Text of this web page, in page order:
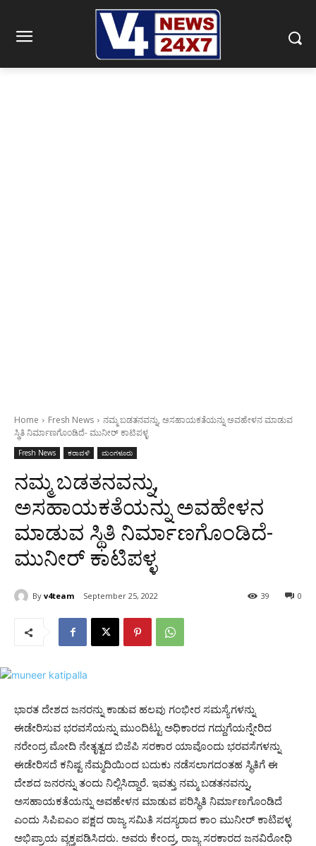
Home Fresh News
ನಮ್ಮ ಬಡತನವನ್ನು, ಅಸಹಾಯಕತೆಯನ್ನು ಅವಹೇಳನ ಮಾಡುವ
ಸ್ಥಿತಿ ನಿರ್ಮಾಣಗೊಂಡಿದೆ- ಮುನೀರ್ ಕಾಟಿಪಳ್ಳ
Fresh News ಕರಾವಳಿ ಮಂಗಳೂರು
ನಮ್ಮ ಬಡತನವನ್ನು,
ಅಸಹಾಯಕತೆಯನ್ನು ಅವಹೇಳನ
ಮಾಡುವ ಸ್ಥಿತಿ ನಿರ್ಮಾಣಗೊಂಡಿದೆ-
ಮುನೀರ್ ಕಾಟಿಪಳ್ಳ
By v4team September 25, 2022 0
39
ಭಾರತ ದೇಶದ ಜನರನ್ನು ಕಾಡುವ ಹಲವು ಗಂಭೀರ ಸಮಸ್ಯೆಗಳನ್ನು
ಈಡೇರಿಸುವ ಭರವಸೆಯನ್ನು ಮುಂದಿಟ್ಟು ಅಧಿಕಾರದ ಗದ್ದುಗೆಯನ್ನೇರಿದ
ನರೇಂದ್ರ ಮೋದಿ ನೇತೃತ್ವದ ಬಿಜೆಪಿ ಸರಕಾರ ಯಾವೊಂದು ಭರವಸೆಗಳನ್ನು
ಈಡೇರಿಸದೆ ಕನಿಷ್ಟ ನೆಮ್ಮದಿಯಿಂದ ಬದುಕು ನಡೆಸಲಾಗದಂತಹ ಸ್ಥಿತಿಗೆ ಈ
ದೇಶದ ಜನರನ್ನು ತಂದು ನಿಲ್ಲಿಸಿದ್ದಾರೆ. ಇವತ್ತು ನಮ್ಮ ಬಡತನವನ್ನು,
ಅಸಹಾಯಕತೆಯನ್ನು ಅವಹೇಳನ ಮಾಡುವ ಪರಿಸ್ಥಿತಿ ನಿರ್ಮಾಣಗೊಂಡಿದೆ
ಎಂದು ಸಿಪಿಐಎಂ ಪಕ್ಷದ ರಾಜ್ಯ ಸಮಿತಿ ಸದಸ್ಯರಾದ ಕಾಂ ಮುನೀರ್ ಕಾಟಿಪಳ್ಳ
ಅಭಿಪ್ರಾಯ ವ್ಯಕ್ತಪಡಿಸಿದರು. ಅವರು ಕೇಂದ್ರ, ರಾಜ್ಯ ಸರಕಾರದ ಜನವಿರೋಧಿ